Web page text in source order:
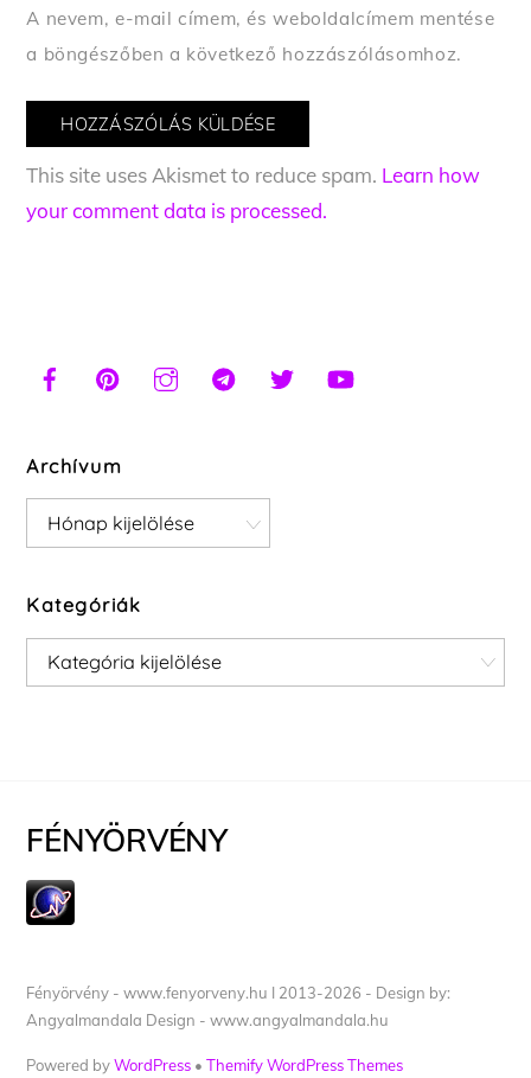
A nevem, e-mail címem, és weboldalcímem mentése
a böngészőben a következő hozzászólásomhoz.
This site uses Akismet to reduce spam. Learn how
your comment data is processed.
Archívum
Archívum
Kategóriák
Kategóriák
FÉNYÖRVÉNY
Fényörvény - www.fenyorveny.hu I 2013-2026 - Design by:
Angyalmandala Design - www.angyalmandala.hu
Powered byWordPress •Themify WordPress Themes